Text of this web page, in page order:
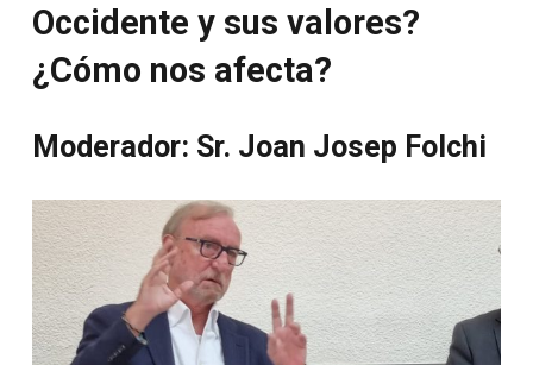
Occidente y sus valores?
¿Cómo nos afecta?
Moderador: Sr. Joan Josep Folchi